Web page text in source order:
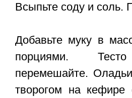
Всыпьте соду и соль.
Добавьте муку в
порциями.
перемешайте.
творогом на кефире